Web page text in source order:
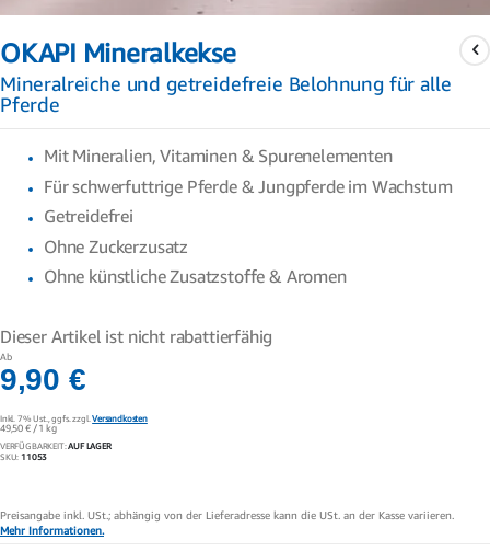
der
springen
OKAPI Mineralkekse
Mineralreiche und getreidefreie Belohnung für alle
Pferde
Mit Mineralien, Vitaminen & Spurenelementen
Für schwerfuttrige Pferde & Jungpferde im Wachstum
Getreidefrei
Ohne Zuckerzusatz
Ohne künstliche Zusatzstoffe & Aromen
Dieser Artikel ist nicht rabattierfähig
Ab
9,90 €
Inkl. 7% Ust.,ggfs. zzgl.Versandkosten
49,50 €/ 1 kg
VERFÜGBARKEIT:AUF LAGER
SKU 11053
Preisangabe inkl. USt.; abhängig von der Lieferadresse kann die USt. an der Kasse variieren.
Mehr Informationen.